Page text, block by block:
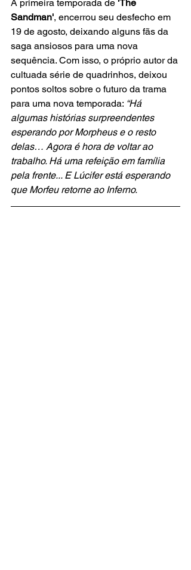
A primeira temporada de 'The
Sandman', encerrou seu desfecho em
19 de agosto, deixando alguns fãs da
saga ansiosos para uma nova
sequência. Com isso, o próprio autor da
cultuada série de quadrinhos, deixou
pontos soltos sobre o futuro da trama
para uma nova temporada: “Há
algumas histórias surpreendentes
esperando por Morpheus e o resto
delas… Agora é hora de voltar ao
trabalho. Há uma refeição em família
pela frente... E Lúcifer está esperando
que Morfeu retorne ao Inferno.